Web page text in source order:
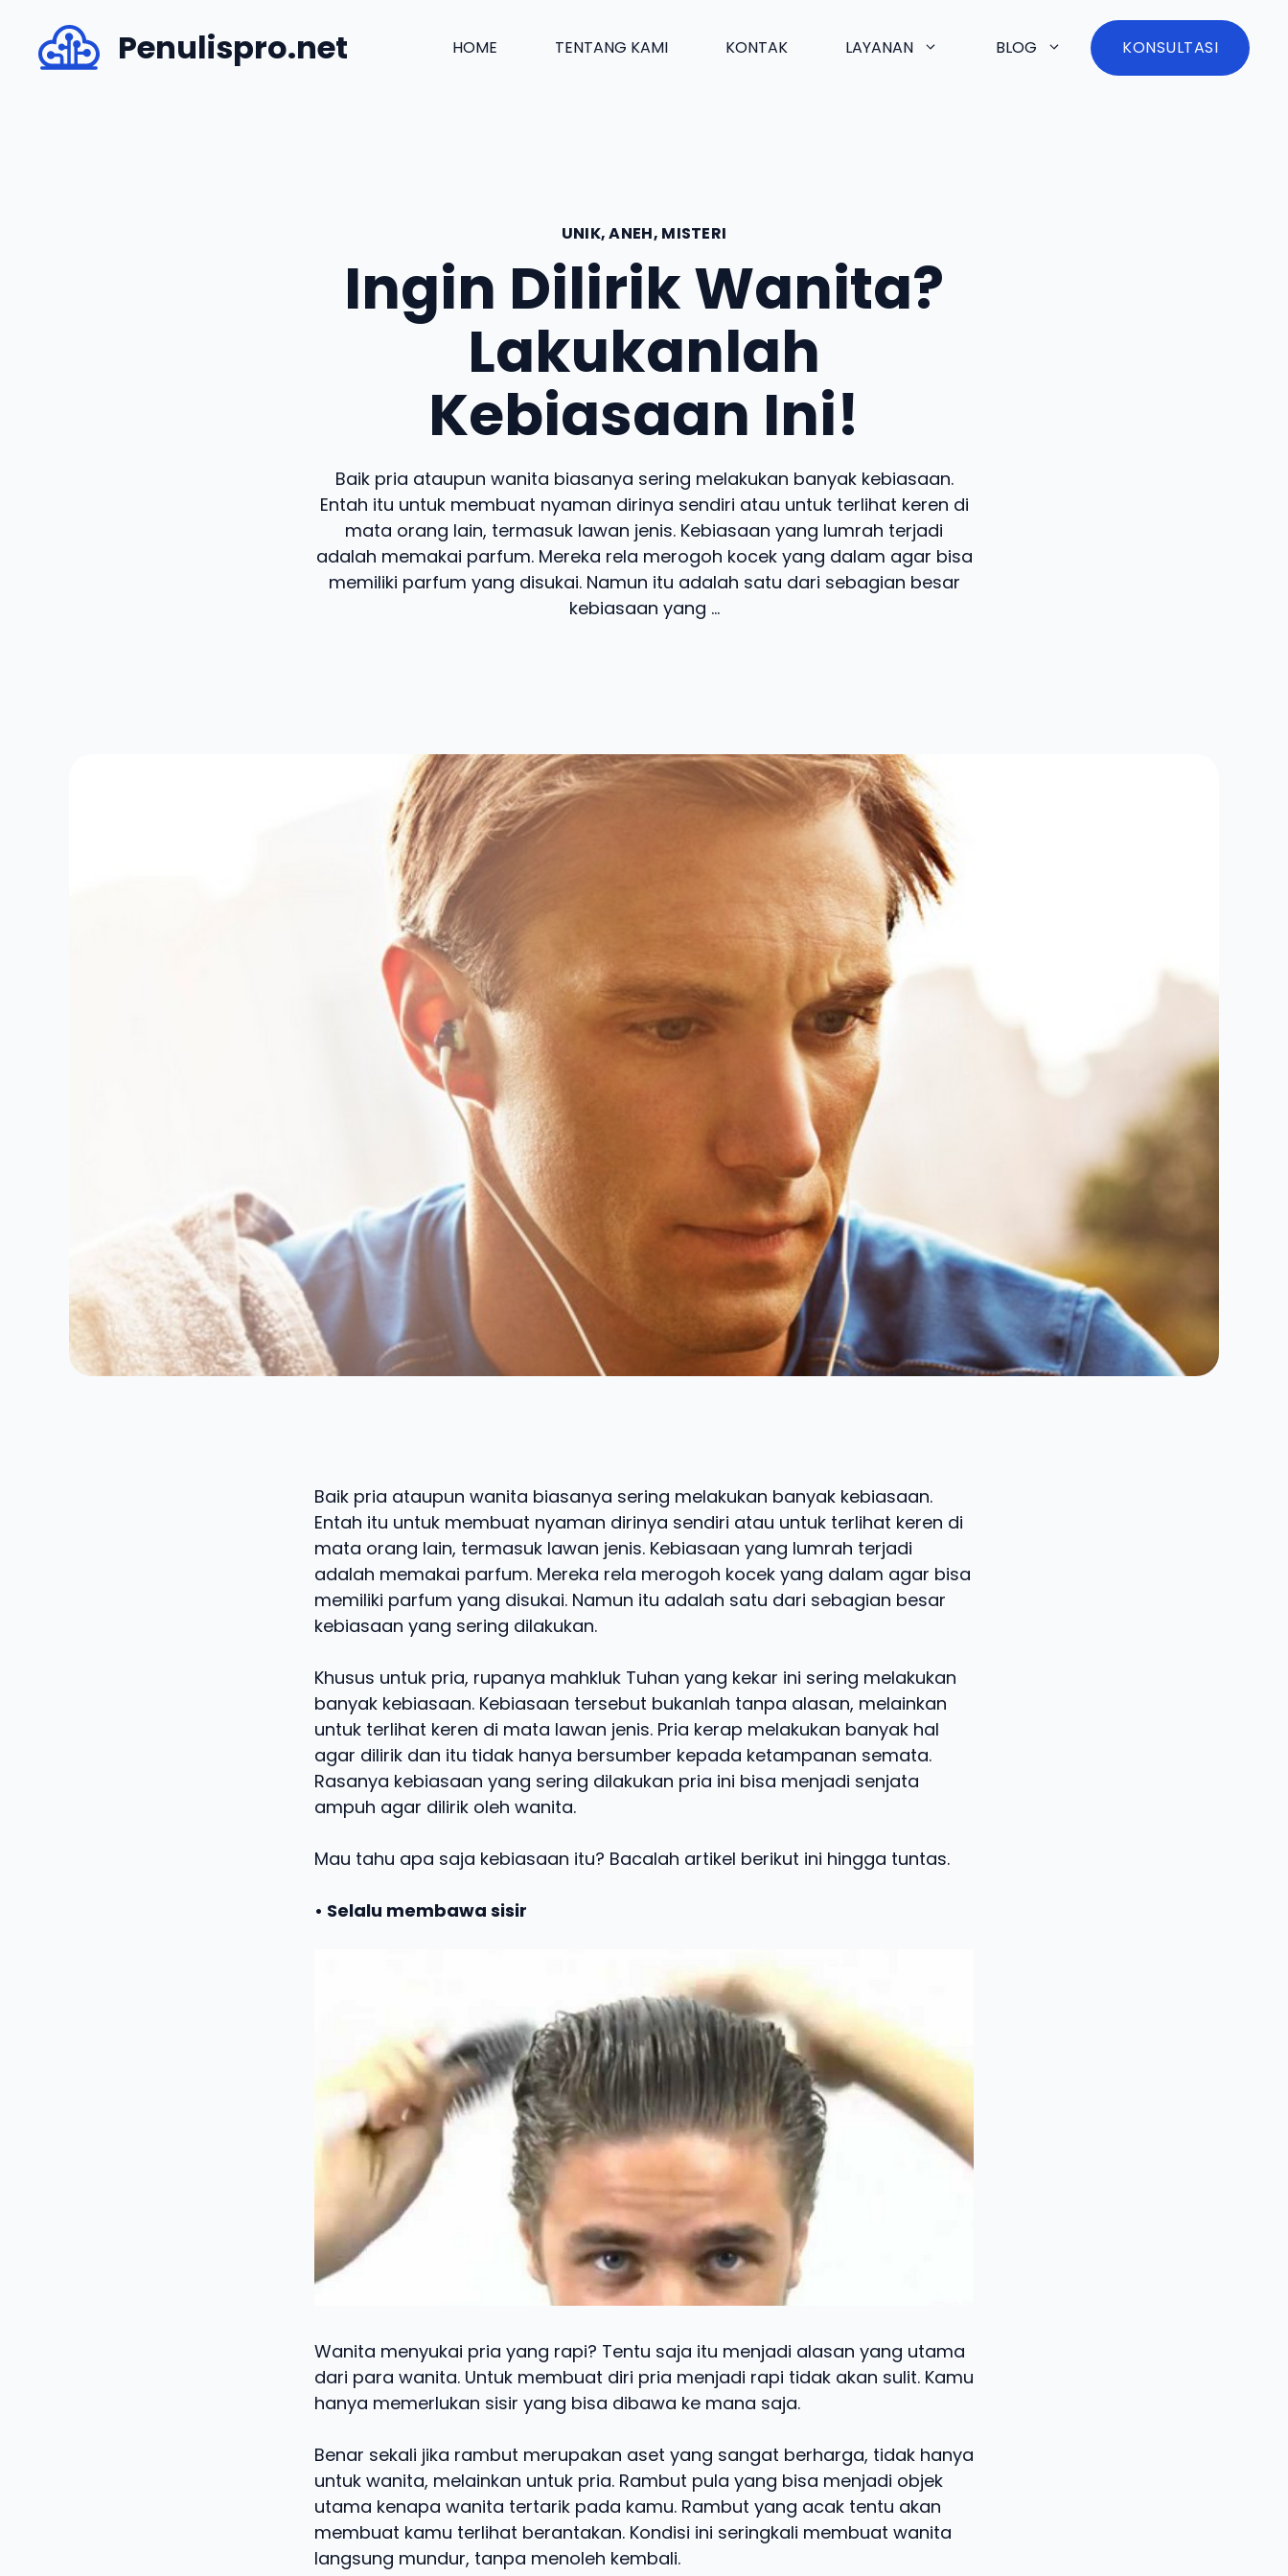
content
Penulispro.net HOME TENTANG KAMI KONTAK LAYANAN BLOG KONSULTASI
UNIK, ANEH, MISTERI
Ingin Dilirik Wanita?
Lakukanlah
Kebiasaan Ini!
Baik pria ataupun wanita biasanya sering melakukan banyak kebiasaan.
Entah itu untuk membuat nyaman dirinya sendiri atau untuk terlihat keren di
mata orang lain, termasuk lawan jenis. Kebiasaan yang lumrah terjadi
adalah memakai parfum. Mereka rela merogoh kocek yang dalam agar bisa
memiliki parfum yang disukai. Namun itu adalah satu dari sebagian besar
kebiasaan yang ...
Baik pria ataupun wanita biasanya sering melakukan banyak kebiasaan.
Entah itu untuk membuat nyaman dirinya sendiri atau untuk terlihat keren di
mata orang lain, termasuk lawan jenis. Kebiasaan yang lumrah terjadi
adalah memakai parfum. Mereka rela merogoh kocek yang dalam agar bisa
memiliki parfum yang disukai. Namun itu adalah satu dari sebagian besar
kebiasaan yang sering dilakukan.
Khusus untuk pria, rupanya mahkluk Tuhan yang kekar ini sering melakukan
banyak kebiasaan. Kebiasaan tersebut bukanlah tanpa alasan, melainkan
untuk terlihat keren di mata lawan jenis. Pria kerap melakukan banyak hal
agar dilirik dan itu tidak hanya bersumber kepada ketampanan semata.
Rasanya kebiasaan yang sering dilakukan pria ini bisa menjadi senjata
ampuh agar dilirik oleh wanita.
Mau tahu apa saja kebiasaan itu? Bacalah artikel berikut ini hingga tuntas.
• Selalu membawa sisir
Wanita menyukai pria yang rapi? Tentu saja itu menjadi alasan yang utama
dari para wanita. Untuk membuat diri pria menjadi rapi tidak akan sulit. Kamu
hanya memerlukan sisir yang bisa dibawa ke mana saja.
Benar sekali jika rambut merupakan aset yang sangat berharga, tidak hanya
untuk wanita, melainkan untuk pria. Rambut pula yang bisa menjadi objek
utama kenapa wanita tertarik pada kamu. Rambut yang acak tentu akan
membuat kamu terlihat berantakan. Kondisi ini seringkali membuat wanita
langsung mundur, tanpa menoleh kembali.